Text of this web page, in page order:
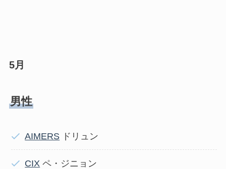
5月
男性
AIMERS ドリュン
CIX ペ・ジニョン